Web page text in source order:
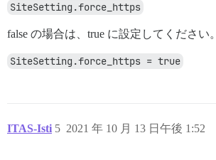
SiteSetting.force_https
false の場合は、true に設定してください。
SiteSetting.force_https = true
ITAS-Isti 2021 年 10 月 13 日午後 1:52
5